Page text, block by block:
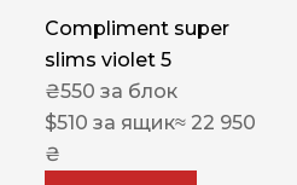
Compliment super
slims violet 5
₴550 за блок
$510 за ящик≈ 22 950
₴